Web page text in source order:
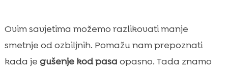
Ovim savjetima možemo razlikovati manje
smetnje od ozbiljnih. Pomažu nam prepoznati
kada je gušenje kod pasa opasno. Tada znamo